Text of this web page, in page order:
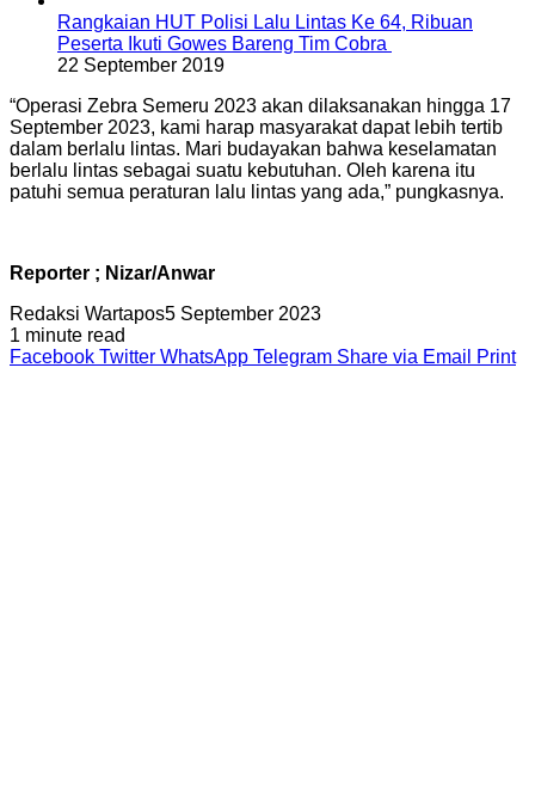
Rangkaian HUT Polisi Lalu Lintas Ke 64, Ribuan
Peserta Ikuti Gowes Bareng Tim Cobra
22 September 2019
“Operasi Zebra Semeru 2023 akan dilaksanakan hingga 17
September 2023, kami harap masyarakat dapat lebih tertib
dalam berlalu lintas. Mari budayakan bahwa keselamatan
berlalu lintas sebagai suatu kebutuhan. Oleh karena itu
patuhi semua peraturan lalu lintas yang ada,” pungkasnya.
Reporter ; Nizar/Anwar
Redaksi Wartapos5 September 2023
1 minute read
Facebook Twitter WhatsApp Telegram Share via Email Print